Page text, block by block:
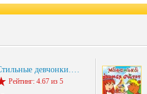
девчонки.…
Рейтинг: 4.67 из 5